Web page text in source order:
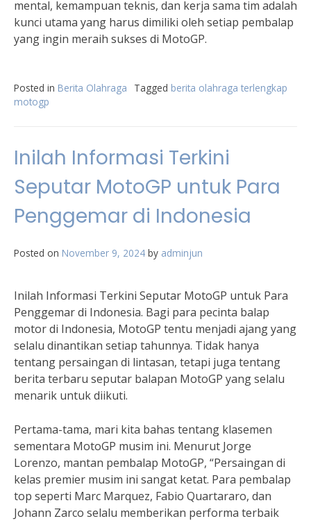
mental, kemampuan teknis, dan kerja sama tim adalah
kunci utama yang harus dimiliki oleh setiap pembalap
yang ingin meraih sukses di MotoGP.
Posted in Berita Olahraga Tagged berita olahraga terlengkap
motogp
Inilah Informasi Terkini
Seputar MotoGP untuk Para
Penggemar di Indonesia
Posted on November 9, 2024 by adminjun
Inilah Informasi Terkini Seputar MotoGP untuk Para
Penggemar di Indonesia. Bagi para pecinta balap
motor di Indonesia, MotoGP tentu menjadi ajang yang
selalu dinantikan setiap tahunnya. Tidak hanya
tentang persaingan di lintasan, tetapi juga tentang
berita terbaru seputar balapan MotoGP yang selalu
menarik untuk diikuti.
Pertama-tama, mari kita bahas tentang klasemen
sementara MotoGP musim ini. Menurut Jorge
Lorenzo, mantan pembalap MotoGP, “Persaingan di
kelas premier musim ini sangat ketat. Para pembalap
top seperti Marc Marquez, Fabio Quartararo, dan
Johann Zarco selalu memberikan performa terbaik